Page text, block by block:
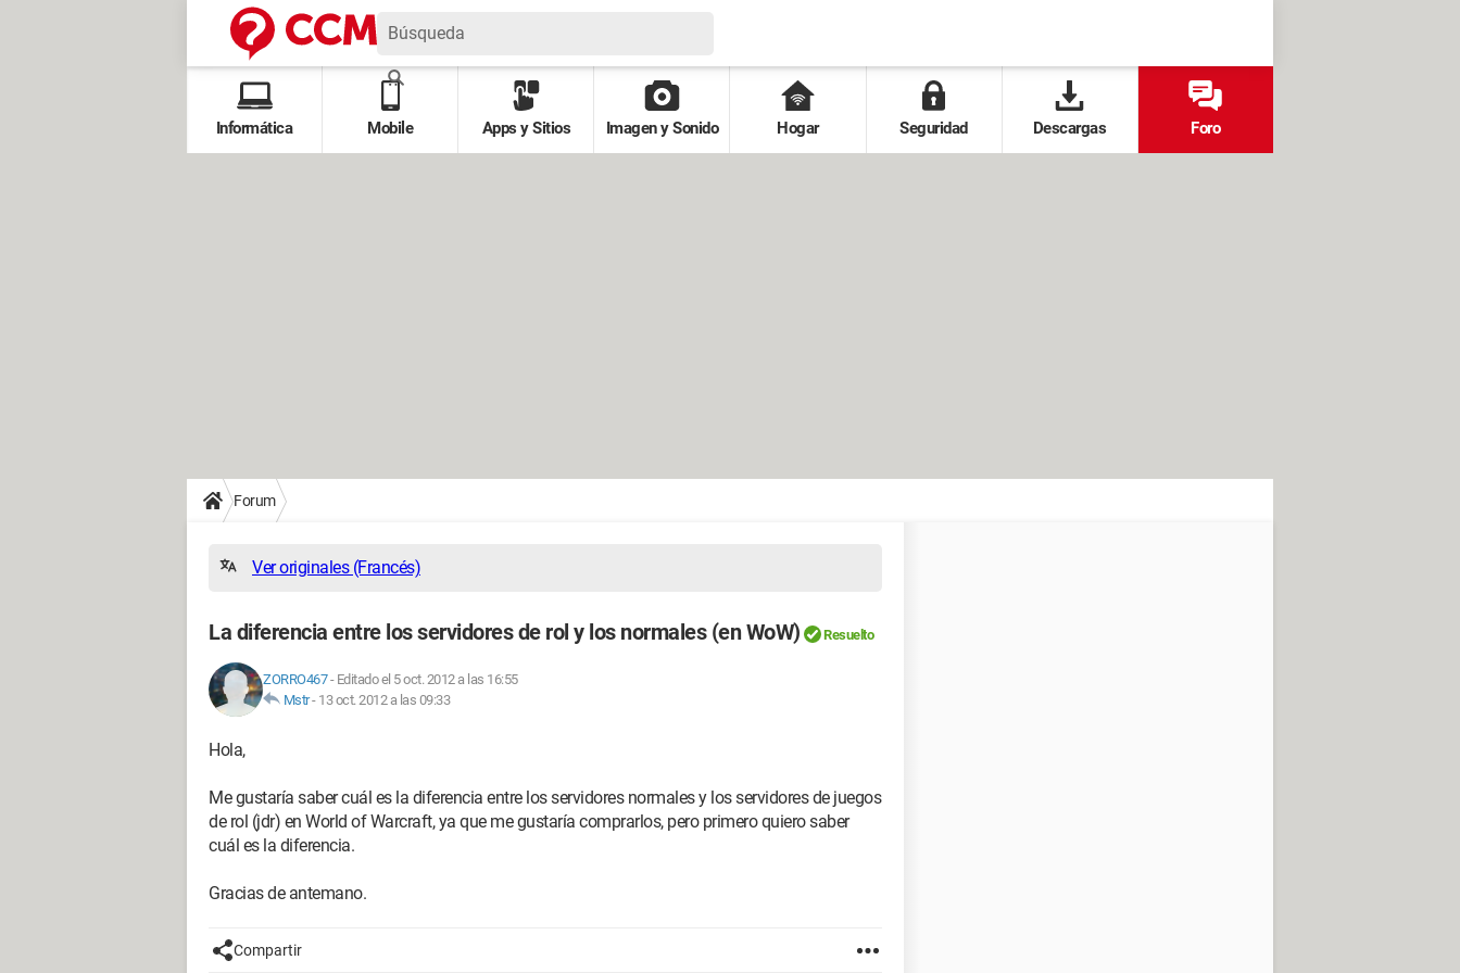
Informática Mobile Apps y Sitios Imagen y Sonido Hogar Seguridad Descargas Foro
Forum
Ver originales (Francés)
La diferencia entre los servidores de rol y los normales (en WoW) Resuelto
ZORRO467- Editado el 5 oct. 2012 a las 16:55
Mstr- 13 oct. 2012 a las 09:33
Hola,
Me gustaría saber cuál es la diferencia entre los servidores normales y los servidores de juegos
de rol (jdr) en World of Warcraft, ya que me gustaría comprarlos, pero primero quiero saber
cuál es la diferencia.
Gracias de antemano.
Compartir